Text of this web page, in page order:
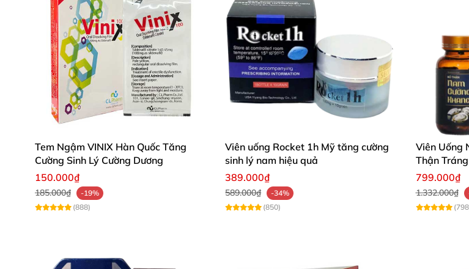
Tem Ngậm VINIX Hàn Quốc Tăng
Cường Sinh Lý Cường Dương
150.000₫
185.000₫
-19%
(888)
Viên uống Rocket 1h Mỹ tăng cường
sinh lý nam hiệu quả
389.000₫
589.000₫
-34%
(850)
Viên Uống
Thận
Quan Hệ
799.000₫
1.332.000₫